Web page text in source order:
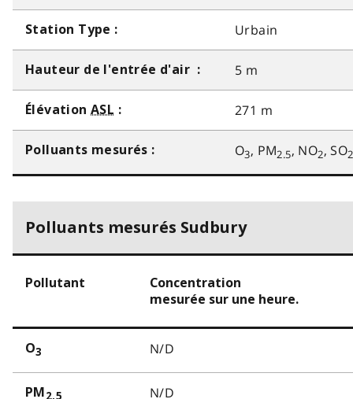
Station Type : Urbain
Hauteur de l'entrée d'air : 5 m
ÉlévationASL : 271 m
Polluants mesurés : O3, PM2.5, NO2, SO2
Polluants mesurés Sudbury
Pollutant
Concentration
mesurée sur une heure.
O3 N/D
PM 2.5 N/D